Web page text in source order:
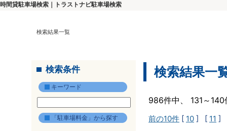
時間貸駐車場検索｜トラストナビ駐車場検索
検索結果一覧
検索条件
キーワード
「駐車場料金」から探す
検索結果一
986件中、 131～
前の10件 [ 10 ] [ 11 ]